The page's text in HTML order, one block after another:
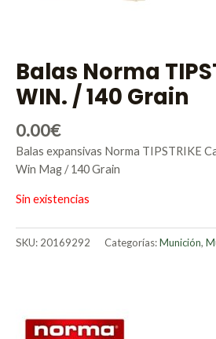
Balas Norma
WIN. / 140 Grain
0.00€
Balas expansivas Norma TIPSTRIKE
Win Mag / 140 Grain
Sin existencias
SKU: 20169292 Categorías:Munición,